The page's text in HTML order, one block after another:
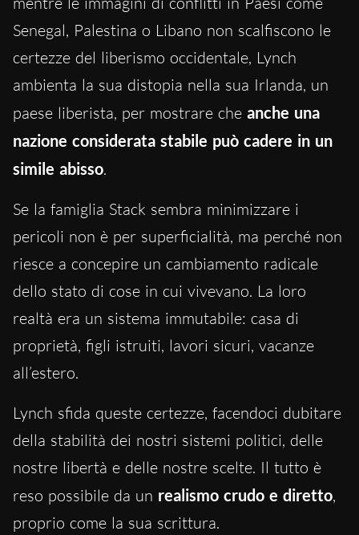
Senegal, Palestina o Libano non scalfiscono le
certezze del liberismo occidentale, Lynch
ambienta la sua distopia nella sua Irlanda, un
paese liberista, per mostrare che anche una
nazione considerata stabile può cadere in un
simile abisso.
Se la famiglia Stack sembra minimizzare i
pericoli non è per superficialità, ma perché non
riesce a concepire un cambiamento radicale
dello stato di cose in cui vivevano. La loro
realtà era un sistema immutabile: casa di
proprietà, figli istruiti, lavori sicuri, vacanze
all’estero.
Lynch sfida queste certezze, facendoci dubitare
della stabilità dei nostri sistemi politici, delle
nostre libertà e delle nostre scelte. Il tutto è
reso possibile da un realismo crudo e diretto,
proprio come la sua scrittura.